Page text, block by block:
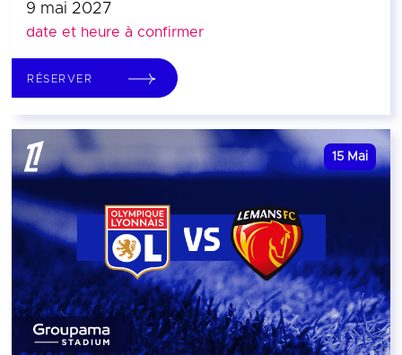
9 mai 2027
date et heure à confirmer
RÉSERVER
15 Mai